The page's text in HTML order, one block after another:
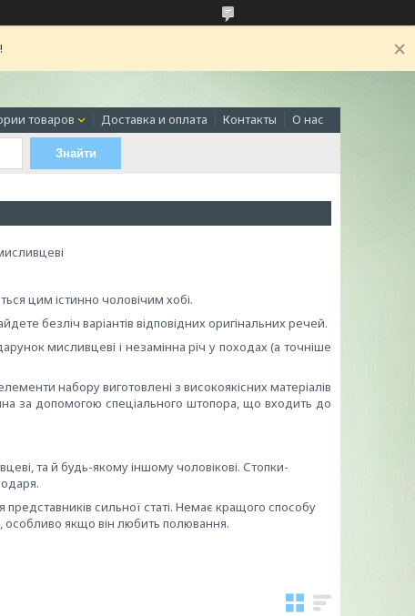
товаров Доставка и оплата Контакты О нас
Знайти
цим істинно чоловічим хобі.
безліч варіантів відповідних оригінальних речей.
мисливцеві і незамінна річ у походах (а точніше
набору виготовлені з високоякісних матеріалів
за допомогою спеціального штопора, що входить до
та й будь-якому іншому чоловікові. Стопки-
сильної статі. Немає кращого способу
особливо якщо він любить полювання.